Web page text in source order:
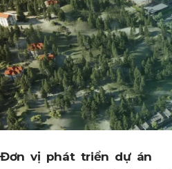
Đơn vị phát triển dự án